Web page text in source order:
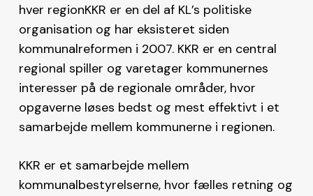
hver regionKKR er en del af KL’s politiske
organisation og har eksisteret siden
kommunalreformen i 2007. KKR er en central
regional spiller og varetager kommunernes
interesser på de regionale områder, hvor
opgaverne løses bedst og mest effektivt i et
samarbejde mellem kommunerne i regionen.
KKR er et samarbejde mellem
kommunalbestyrelserne, hvor fælles retning og